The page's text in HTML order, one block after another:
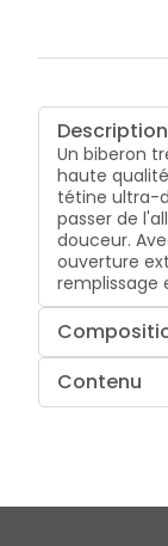
Description
Un biberon
haute
tétine ultra-
passer de
douceur.
ouverture
remplissage
Contenu